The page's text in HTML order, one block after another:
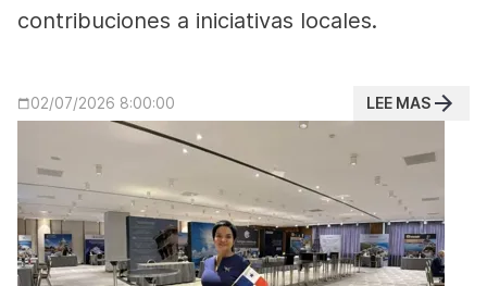
contribuciones a iniciativas locales.
02/07/2026 8:00:00 LEE MAS